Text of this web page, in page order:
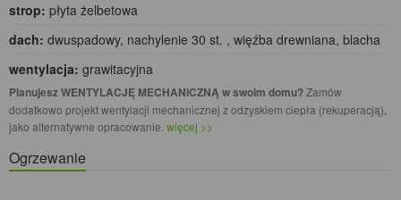
strop: płyta żelbetowa
dach: dwuspadowy, nachylenie 30 st. , więźba drewniana, blacha
wentylacja: grawitacyjna
Planujesz WENTYLACJĘ MECHANICZNĄ w swoim domu?Zamów
dodatkowo projekt wentylacji mechanicznej z odzyskiem ciepła (rekuperacją),
jako alternatywne opracowanie. więcej >>
Ogrzewanie